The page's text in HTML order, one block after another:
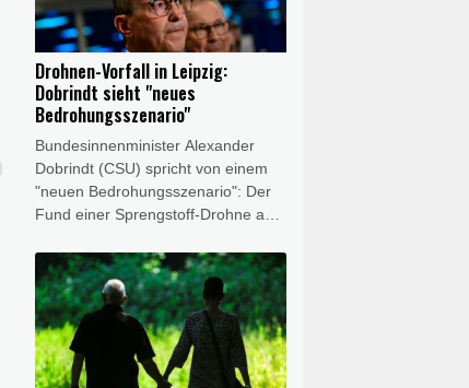
Anzeiger" im Vorfeld: "Wir wollen die
aktuelle Lage gemeinsam bewerten,
kurzfristig dort handeln, wo
Handlungsbedarf besteht.
Gleichzeitig wollen wir die richtigen
Schlussfolgerungen ziehe, um
unsere Wasserstraßen
widerstandsfähiger gegen
zunehmende extreme
Niedrigwasserereignisse zu
Drohnen-Vorfall in Leipzig:
Dobrindt sieht "neues
Bedrohungsszenario"
Bundesinnenminister Alexander
Dobrindt (CSU) spricht von einem
"neuen Bedrohungsszenario": Der
Fund einer Sprengstoff-Drohne am
Sicherheitsbehörden in Deutschland
vor eine Bewährungsprobe. Es sei
seine Einschätzung, "dass wir es
hier mit einem hybriden
Anschlagsszenario zu tun haben",
sagte Dobrindt am Mittwochabend